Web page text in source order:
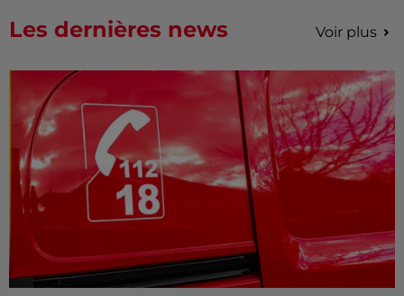
Les dernières news Voir plus